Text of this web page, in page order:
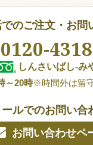
のご注文・お問
0120-
しんさいばし-み
～20時※時間外は留
ールでのお問い合
お問い合わせペ